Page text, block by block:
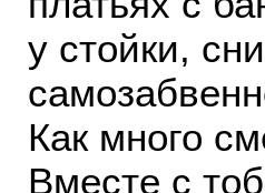
у стойки,
Как много
Вместе с